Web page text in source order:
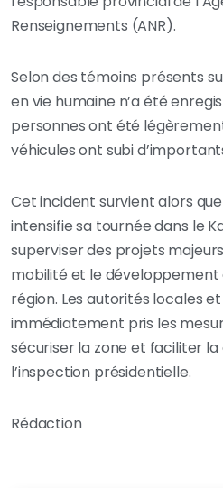
Renseignements (ANR).
Selon des témoins présents
en vie humaine n’a été
personnes ont été
véhicules ont subi
Cet incident survient alors
intensifie sa tournée dans le
superviser des projets
mobilité et le développement
région. Les autorités locales
immédiatement pris les
sécuriser la zone et faciliter
l’inspection présidentielle.
Rédaction